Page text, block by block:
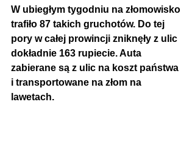
W ubiegłym tygodniu na złomowisko
trafiło 87 takich gruchotów. Do tej
pory w całej prowincji zniknęły z ulic
dokładnie 163 rupiecie. Auta
zabierane są z ulic na koszt państwa
i transportowane na złom na
lawetach.